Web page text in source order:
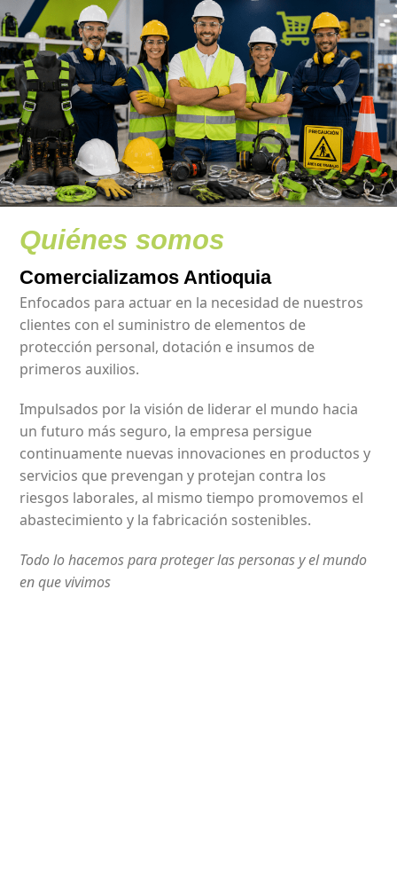
Quiénes somos
Comercializamos Antioquia
Enfocados para actuar en la necesidad de nuestros
clientes con el suministro de elementos de
protección personal, dotación e insumos de
primeros auxilios.
Impulsados por la visión de liderar el mundo hacia
un futuro más seguro, la empresa persigue
continuamente nuevas innovaciones en productos y
servicios que prevengan y protejan contra los
riesgos laborales, al mismo tiempo promovemos el
abastecimiento y la fabricación sostenibles.
Todo lo hacemos para proteger las personas y el mundo
en que vivimos